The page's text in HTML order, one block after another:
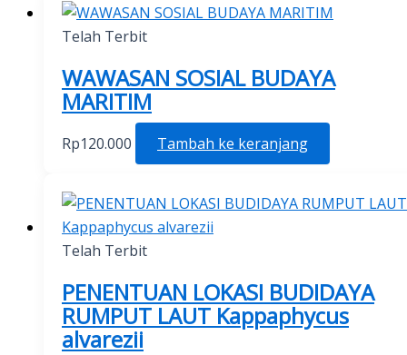
Telah Terbit
WAWASAN SOSIAL BUDAYA
MARITIM
Rp120.000 Tambah ke keranjang
Telah Terbit
PENENTUAN LOKASI BUDIDAYA
RUMPUT LAUT Kappaphycus
alvarezii